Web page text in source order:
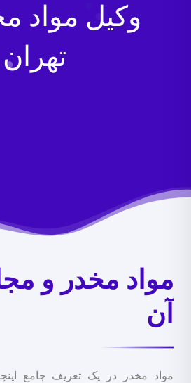
وکیل مواد
تهران
مواد مخدر و
آن
مواد مخدر در یک تعریف جامع